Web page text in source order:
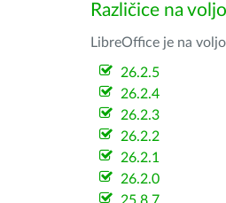
Različice na voljo
LibreOffice je na
26.2.5
26.2.4
26.2.3
26.2.2
26.2.1
26.2.0